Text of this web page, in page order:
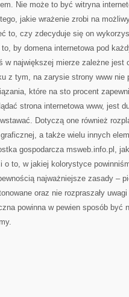
Nie może to być witryna
jakie wrażenie zrobi na
to, czy zdecyduje się on
by domena internetowa pod
w największej mierze zależne jest
z tym, na zarysie strony www nie
które na sto procent
strona internetowa www, jest
Dotyczą one również
a także wielu innych
gospodarcza msweb.info.pl,
o to, w jakiej kolorystyce
najważniejsze zasady –
oraz nie rozpraszały
powinna w pewien sposób być